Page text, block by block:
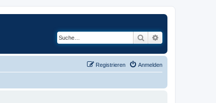
Suche
Anmelden
Registrieren